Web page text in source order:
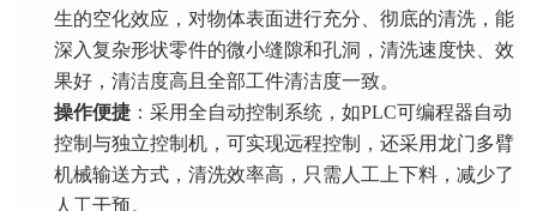
生的空化效应，对物体表面进行充分、彻底的清洗，能
深入复杂形状零件的微小缝隙和孔洞，清洗速度快、效
果好，清洁度高且全部工件清洁度一致。
操作便捷：采用全自动控制系统，如PLC可编程器自动
控制与独立控制机，可实现远程控制，还采用龙门多臂
机械输送方式，清洗效率高，只需人工上下料，减少了
人工干预。